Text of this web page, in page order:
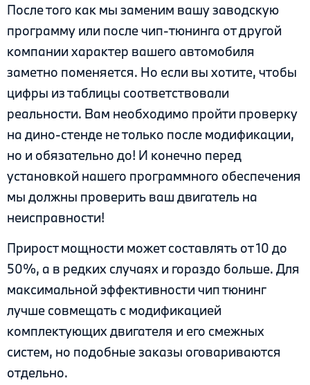
После того как мы заменим вашу заводскую
программу или после чип-тюнинга от другой
компании характер вашего автомобиля
заметно поменяется. Но если вы хотите, чтобы
цифры из таблицы соответствовали
реальности. Вам необходимо пройти проверку
на дино-стенде не только после модификации,
но и обязательно до! И конечно перед
установкой нашего программного обеспечения
мы должны проверить ваш двигатель на
неисправности!
Прирост мощности может составлять от 10 до
50%, а в редких случаях и гораздо больше. Для
максимальной эффективности чип тюнинг
лучше совмещать с модификацией
комплектующих двигателя и его смежных
систем, но подобные заказы оговариваются
отдельно.